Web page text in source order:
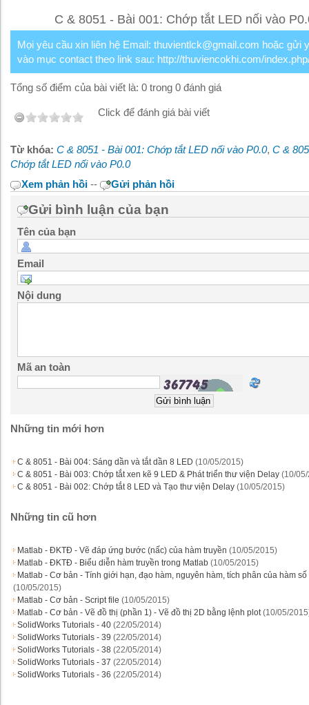
C & 8051 - Bài 001: Chớp tắt LED nối vào
Mọi yêu cầu xin liên hệ Email: thuvientlck@gmail.com hoặc gửi
vào mục contact theo link sau: http://thuviencokhi.com/
Tổng số điểm của bài viết là: 0 trong 0 đánh giá
Click để đánh giá bài viết
Từ khóa: C & 8051 - Bài 001: Chớp tắt LED nối vào P0.0, C & 805
Chớp tắt LED nối vào P0.0
Xem phản hồi -- Gửi phản hồi
Gửi bình luận của bạn
Tên của bạn
Email
Nội dung
Mã an toàn
Những tin mới hơn
C & 8051 - Bài 004: Sáng dần và tắt dần 8 LED (10/05/2015)
C & 8051 - Bài 003: Chớp tắt xen kẽ 9 LED & Phát triển thư viện Delay (10/
C & 8051 - Bài 002: Chớp tắt 8 LED và Tạo thư viện Delay (10/05/2015)
Những tin cũ hơn
Matlab - ĐKTĐ - Vẽ đáp ứng bước (nấc) của hàm truyền (10/05/2015)
Matlab - ĐKTĐ - Biểu diễn hàm truyền trong Matlab (10/05/2015)
Matlab - Cơ bản - Tính giới hạn, đạo hàm, nguyên hàm, tích phân của hàm số
(10/05/2015)
Matlab - Cơ bản - Script file (10/05/2015)
Matlab - Cơ bản - Vẽ đồ thị (phần 1) - Vẽ đồ thị 2D bằng lệnh plot (10/05/
SolidWorks Tutorials - 40 (22/05/2014)
SolidWorks Tutorials - 39 (22/05/2014)
SolidWorks Tutorials - 38 (22/05/2014)
SolidWorks Tutorials - 37 (22/05/2014)
SolidWorks Tutorials - 36 (22/05/2014)